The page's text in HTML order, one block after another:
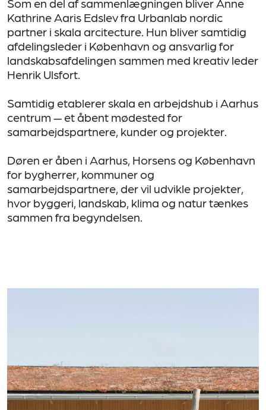
Som en del af sammenlægningen bliver Anne
Kathrine Aaris Edslev fra Urbanlab nordic
partner i skala arcitecture. Hun bliver samtidig
afdelingsleder i København og ansvarlig for
landskabsafdelingen sammen med kreativ leder
Henrik Ulsfort.
Samtidig etablerer skala en arbejdshub i Aarhus
centrum — et åbent mødested for
samarbejdspartnere, kunder og projekter.
Døren er åben i Aarhus, Horsens og København
for bygherrer, kommuner og
samarbejdspartnere, der vil udvikle projekter,
hvor byggeri, landskab, klima og natur tænkes
sammen fra begyndelsen.